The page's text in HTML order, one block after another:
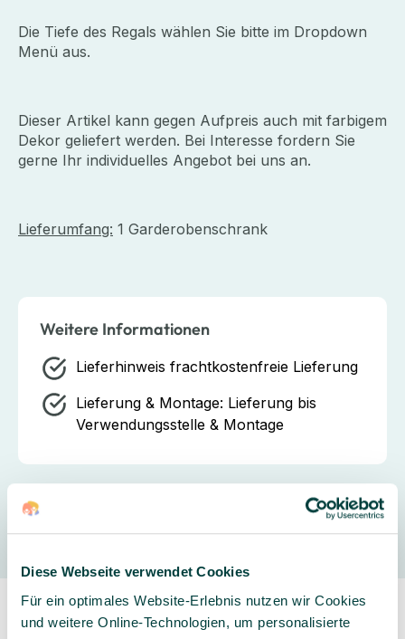
Diese Webseite verwendet Cookies
Für ein optimales Website-Erlebnis nutzen wir Cookies
und weitere Online-Technologien, um personalisierte
Die Tiefe des Regals wählen Sie bitte im Dropdown
Menü aus.
Dieser Artikel kann gegen Aufpreis auch mit farbigem
Dekor geliefert werden. Bei Interesse fordern Sie
gerne Ihr individuelles Angebot bei uns an.
Lieferumfang: 1 Garderobenschrank
Weitere Informationen
Lieferhinweis frachtkostenfreie Lieferung
Lieferung & Montage: Lieferung bis
Verwendungsstelle & Montage